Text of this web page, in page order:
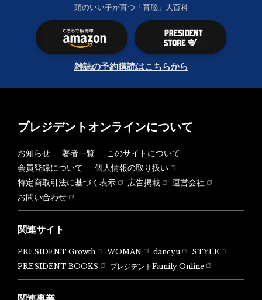
頭のいい子が育つ「育脳」大百科
雑誌の予約購読はこちらから
プレジデントオンラインについて
お知らせ 著者一覧
このサイトについて
会員登録について
個人情報の取り扱い
特定商取引法に基づく表示
広告掲載
運営会社
お問い合わせ
関連サイト
PRESIDENT Growth WOMAN dancyu
STYLE
PRESIDENT BOOKS
プレジデントFamily Online